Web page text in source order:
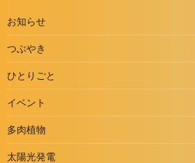
お知らせ
つぶやき
ひとりごと
イベント
多肉植物
太陽光発電